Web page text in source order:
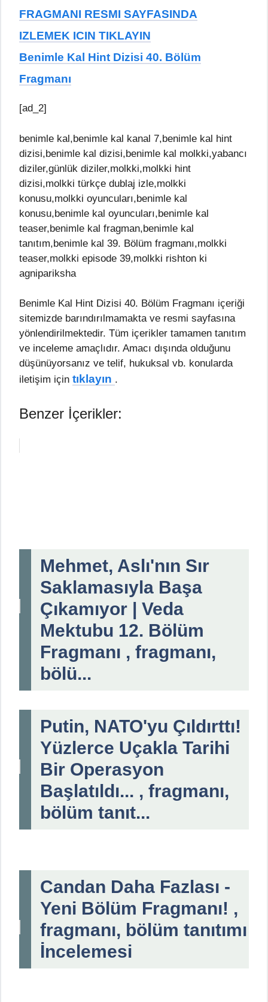
FRAGMANI RESMI SAYFASINDA
IZLEMEK ICIN TIKLAYIN
Benimle Kal Hint Dizisi 40. Bölüm
Fragmanı
[ad_2]
benimle kal,benimle kal kanal 7,benimle kal hint
dizisi,benimle kal dizisi,benimle kal molkki,yabancı
diziler,günlük diziler,molkki,molkki hint
dizisi,molkki türkçe dublaj izle,molkki
konusu,molkki oyuncuları,benimle kal
konusu,benimle kal oyuncuları,benimle kal
teaser,benimle kal fragman,benimle kal
tanıtım,benimle kal 39. Bölüm fragmanı,molkki
teaser,molkki episode 39,molkki rishton ki
agnipariksha
Benimle Kal Hint Dizisi 40. Bölüm Fragmanı içeriği
sitemizde barındırılmamakta ve resmi sayfasına
yönlendirilmektedir. Tüm içerikler tamamen tanıtım
ve inceleme amaçlıdır. Amacı dışında olduğunu
düşünüyorsanız ve telif, hukuksal vb. konularda
iletişim için tıklayın .
Benzer İçerikler:
Mehmet, Aslı'nın Sır
Saklamasıyla Başa
Çıkamıyor | Veda
Mektubu 12. Bölüm
Fragmanı , fragmanı,
bölü...
Putin, NATO'yu Çıldırttı!
Yüzlerce Uçakla Tarihi
Bir Operasyon
Başlatıldı... , fragmanı,
bölüm tanıt...
Candan Daha Fazlası -
Yeni Bölüm Fragmanı! ,
fragmanı, bölüm tanıtımı
İncelemesi